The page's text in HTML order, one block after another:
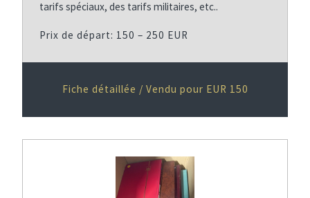
tarifs spéciaux, des tarifs militaires, etc..
Prix de départ: 150 – 250 EUR
Fiche détaillée / Vendu pour EUR 150